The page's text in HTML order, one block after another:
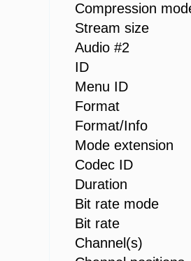
Stream
Audio #2
ID :
Menu ID
Format
Format/Info
Mode
Codec
Duration
Bit rate
Bit rate :